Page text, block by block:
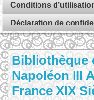
Conditions
Déclaration de
Bibliothèque
Napoléon III
France XIX